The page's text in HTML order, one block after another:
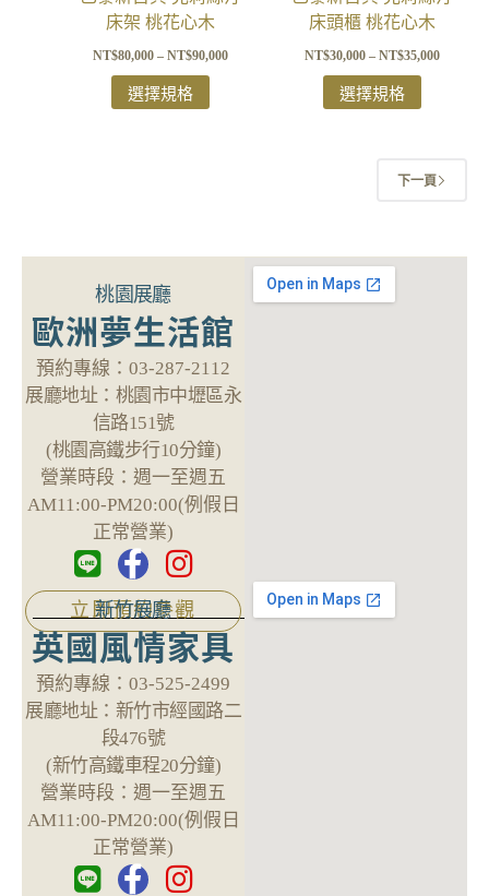
床架 桃花心木
NT$80,000 – NT$90,000
選擇規格
床頭櫃 桃花心木
NT$30,000 – NT$35,000
選擇規格
下一頁
桃園展廳
歐洲夢生活館
預約專線： 03-287-2112
展廳地址： 桃園市中壢區永
信路151號
(桃園高鐵步行10分鐘)
營業時段： 週一至週五
AM11:00-PM20:00(例假日
正常營業)
立即預約參觀
新竹展廳
英國風情家具
預約專線： 03-525-2499
展廳地址： 新竹市經國路二
段476號
(新竹高鐵車程20分鐘)
營業時段： 週一至週五
AM11:00-PM20:00(例假日
正常營業)